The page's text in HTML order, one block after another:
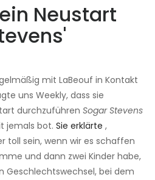
Neustart
mit LaBeouf in Kontakt
uns Weekly, dass sie
durchzuführen Sogar Stevens
jemals bot. Sie erklärte ,
toll sein, wenn wir es schaffen
und dann zwei Kinder habe,
Geschlechtswechsel, bei dem